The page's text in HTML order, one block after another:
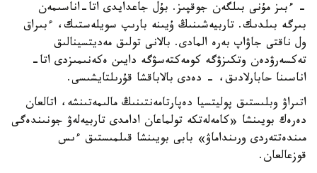
- ءبىز مۇنى بىلگەن جوقپىز. بۇل جاعدايدى اتا-اناسىمەن
بىرگە بىلدىك. تاربيەشىنىڭ ۇيىنە بارىپ سويلەستىك، ءبىراق
ول ناقتى جاۋاپ بەرە المادى. بالانى تولىق مەديتسينالىق
تەكسەرۋدەن وتكىزۋگە كومەكتەسۋگە دايىن ەكەنىمىزدى اتا-
اناسىنا حابارلادىق، - دەدى بالاباقشا قۇرىلتايشىسى.
اتىراۋ وبلىستىق پوليتسيا دەپارتامەنتىنىڭ مالىمەتىنشە، اتالعان
دەرەك بويىنشا «كامەلەتكە تولماعان ادامدى تاربيەلەۋ جونىندەگى
مىندەتتەردى ورىنداماۋ» بابى بويىنشا قىلمىستىق ءىس
قوزعالعان.